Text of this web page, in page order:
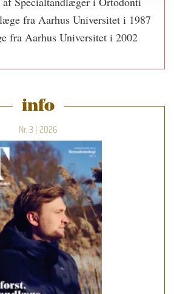
fra Aarhus Universitet i 1987
fra Aarhus Universitet i 2002
info
Nr. 3 | 2026